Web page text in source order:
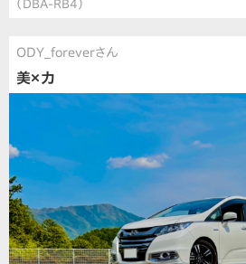
（DBA-RB4）
ODY_foreverさん
美×力